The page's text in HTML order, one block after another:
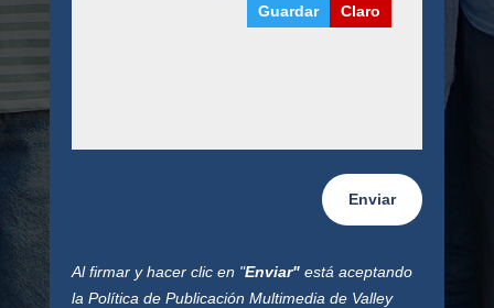
Guardar Claro
Enviar
Al firmar y hacer clic en "Enviar"está aceptando
la Política de Publicación Multimedia de Valley